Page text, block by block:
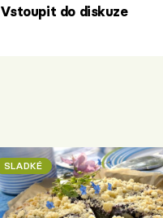
Vstoupit do diskuze
SLADKÉ